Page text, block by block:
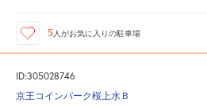
5人がお気に入りの駐車場
ID:305028746
京王コインパーク桜上水Ｂ